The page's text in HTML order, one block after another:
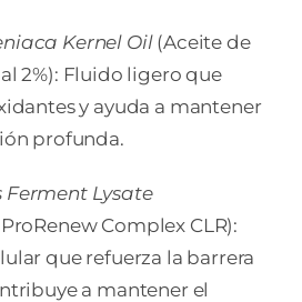
Kernel Oil(Aceite de
2%): Fluido ligero que
y ayuda a mantener
profunda.
Lysate
Complex CLR):
que refuerza la barrera
a mantener el